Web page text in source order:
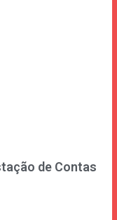
de Contas